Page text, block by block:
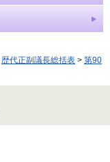
歴代正副議長総括表 > 第90